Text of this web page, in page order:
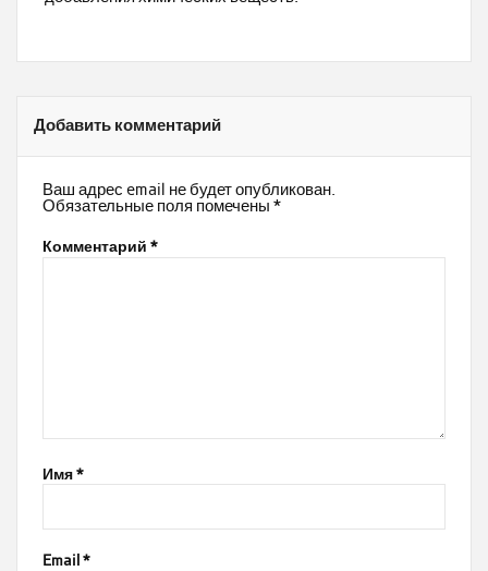
Добавить комментарий
Ваш адрес email не будет опубликован.
Обязательные поля помечены *
Комментарий *
Имя*
Email *